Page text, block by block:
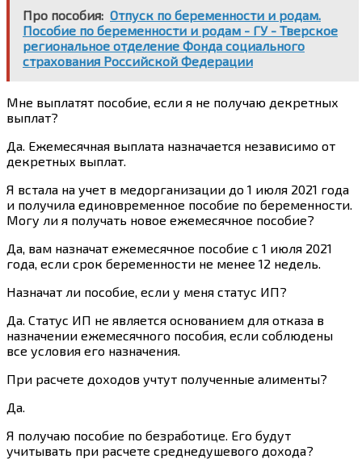
Про пособия: Отпуск по беременности и родам.
Пособие по беременности и родам - ГУ - Тверское
региональное отделение Фонда социального
страхования Российской Федерации
Мне выплатят пособие, если я не получаю декретных
выплат?
Да. Ежемесячная выплата назначается независимо от
декретных выплат.
Я встала на учет в медорганизации до 1 июля 2021 года
и получила единовременное пособие по беременности.
Могу ли я получать новое ежемесячное пособие?
Да, вам назначат ежемесячное пособие с 1 июля 2021
года, если срок беременности не менее 12 недель.
Назначат ли пособие, если у меня статус ИП?
Да. Статус ИП не является основанием для отказа в
назначении ежемесячного пособия, если соблюдены
все условия его назначения.
При расчете доходов учтут полученные алименты?
Да.
Я получаю пособие по безработице. Его будут
учитывать при расчете среднедушевого дохода?